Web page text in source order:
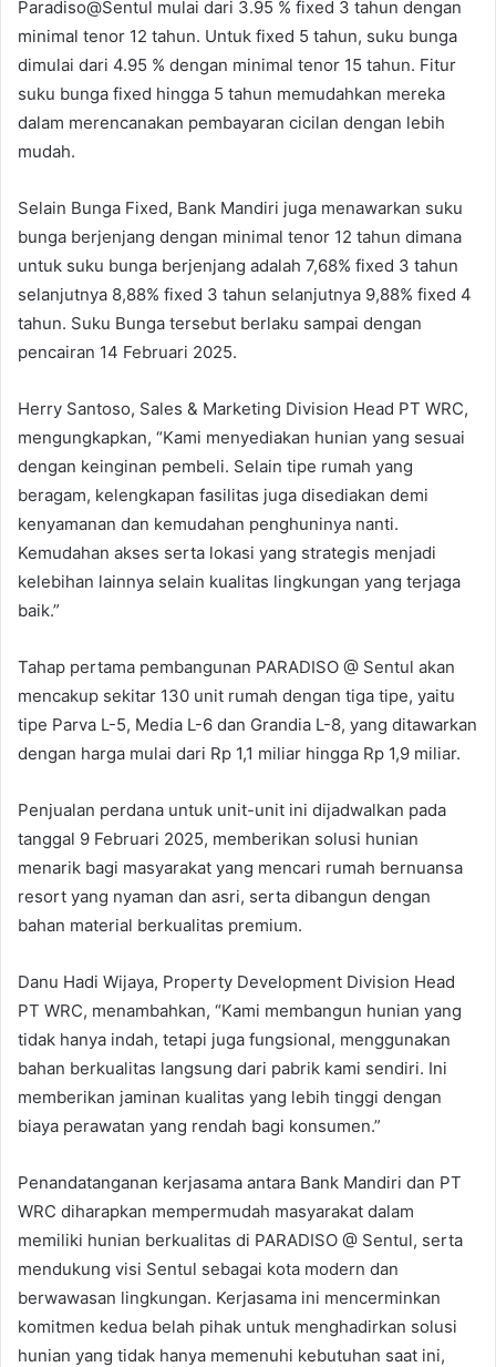
Paradiso@Sentul mulai dari 3.95 % fixed 3 tahun dengan
minimal tenor 12 tahun. Untuk fixed 5 tahun, suku bunga
dimulai dari 4.95 % dengan minimal tenor 15 tahun. Fitur
suku bunga fixed hingga 5 tahun memudahkan mereka
dalam merencanakan pembayaran cicilan dengan lebih
mudah.
Selain Bunga Fixed, Bank Mandiri juga menawarkan suku
bunga berjenjang dengan minimal tenor 12 tahun dimana
untuk suku bunga berjenjang adalah 7,68% fixed 3 tahun
selanjutnya 8,88% fixed 3 tahun selanjutnya 9,88% fixed 4
tahun. Suku Bunga tersebut berlaku sampai dengan
pencairan 14 Februari 2025.
Herry Santoso, Sales & Marketing Division Head PT WRC,
mengungkapkan, “Kami menyediakan hunian yang sesuai
dengan keinginan pembeli. Selain tipe rumah yang
beragam, kelengkapan fasilitas juga disediakan demi
kenyamanan dan kemudahan penghuninya nanti.
Kemudahan akses serta lokasi yang strategis menjadi
kelebihan lainnya selain kualitas lingkungan yang terjaga
baik.”
Tahap pertama pembangunan PARADISO @ Sentul akan
mencakup sekitar 130 unit rumah dengan tiga tipe, yaitu
tipe Parva L-5, Media L-6 dan Grandia L-8, yang ditawarkan
dengan harga mulai dari Rp 1,1 miliar hingga Rp 1,9 miliar.
Penjualan perdana untuk unit-unit ini dijadwalkan pada
tanggal 9 Februari 2025, memberikan solusi hunian
menarik bagi masyarakat yang mencari rumah bernuansa
resort yang nyaman dan asri, serta dibangun dengan
bahan material berkualitas premium.
Danu Hadi Wijaya, Property Development Division Head
PT WRC, menambahkan, “Kami membangun hunian yang
tidak hanya indah, tetapi juga fungsional, menggunakan
bahan berkualitas langsung dari pabrik kami sendiri. Ini
memberikan jaminan kualitas yang lebih tinggi dengan
biaya perawatan yang rendah bagi konsumen.”
Penandatanganan kerjasama antara Bank Mandiri dan PT
WRC diharapkan mempermudah masyarakat dalam
memiliki hunian berkualitas di PARADISO @ Sentul, serta
mendukung visi Sentul sebagai kota modern dan
berwawasan lingkungan. Kerjasama ini mencerminkan
komitmen kedua belah pihak untuk menghadirkan solusi
hunian yang tidak hanya memenuhi kebutuhan saat ini,